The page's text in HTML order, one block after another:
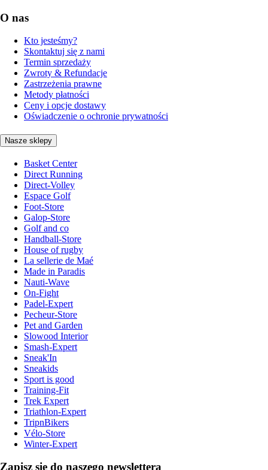
O nas
Kto jesteśmy?
Skontaktuj się z nami
Termin sprzedaży
Zwroty & Refundacje
Zastrzeżenia prawne
Metody płatności
Ceny i opcje dostawy
Oświadczenie o ochronie prywatności
Nasze sklepy
Basket Center
Direct Running
Direct-Volley
Espace Golf
Foot-Store
Galop-Store
Golf and co
Handball-Store
House of rugby
La sellerie de Maé
Made in Paradis
Nauti-Wave
On-Fight
Padel-Expert
Pecheur-Store
Pet and Garden
Slowood Interior
Smash-Expert
Sneak'In
Sneakids
Sport is good
Training-Fit
Trek Expert
Triathlon-Expert
TripnBikers
Vélo-Store
Winter-Expert
Zapisz się do naszego newslettera